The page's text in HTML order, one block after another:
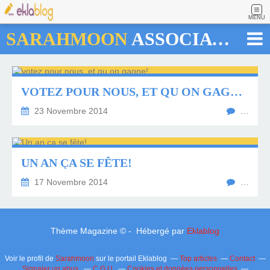
MENU
SARAHMOON ASSOCIATION
VOTEZ POUR NOUS, ET QU ON GAGNE!
23 Novembre 2014
UN AN ÇA SE FÊTE!
17 Novembre 2014
Thème Magazine © - Hébergé par Eklablog
Voir le profil de Sarahmoon sur le portail Eklablog Top articles
Contact